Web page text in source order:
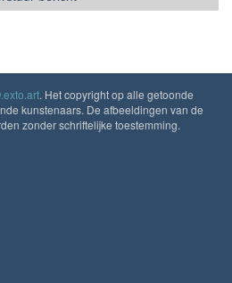
. Het copyright op alle getoonde
kunstenaars. De afbeeldingen van de
zonder schriftelijke toestemming.